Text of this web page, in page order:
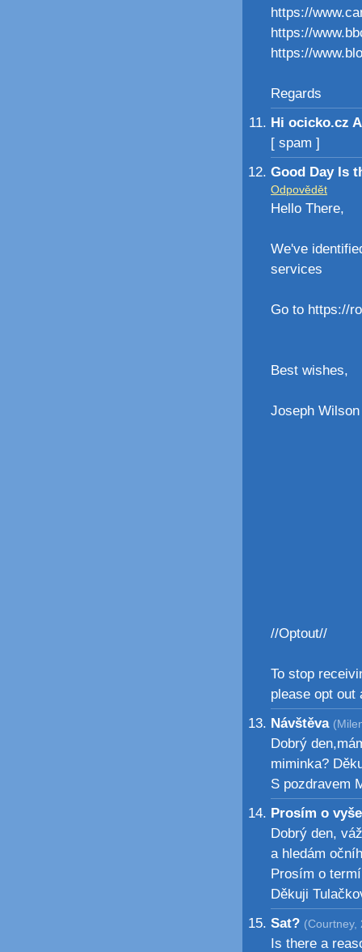
https://
https://
https://
Regards
Hi ocicko.cz
[ spam ]
Good Day Is
Odpovědět
Hello There,
We've
services
Go to https://
Best wishes,
Joseph Wilson
//Optout//
To stop
please opt out
Návštěva
Dobrý
miminka?
S pozdravem
Prosím o
Dobrý den,
a hledám
Prosím o
Děkuji
Sat? (Courtney,
Is there a